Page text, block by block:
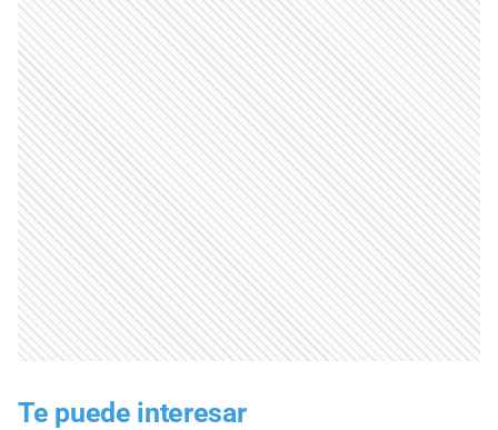
Te puede interesar